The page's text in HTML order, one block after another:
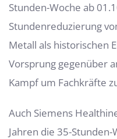
Stunden-Woche ab
Stundenreduzierung
Metall als historischen
Vorsprung gegenüber
Kampf um Fachkräfte
Auch Siemens
Jahren die 35-